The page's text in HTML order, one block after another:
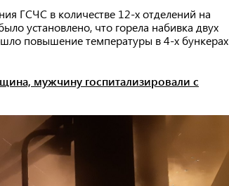
ГСЧС в количестве 12-х отделений на
установлено, что горела набивка двух
повышение температуры в 4-х бункерах
мужчину госпитализировали с